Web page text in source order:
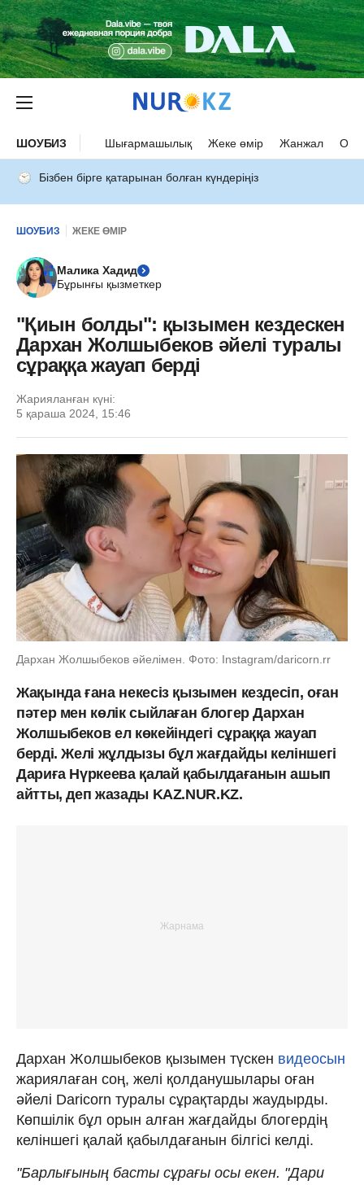
ШОУБИЗ Шығармашылық Жеке өмір Жанжал
Бізбен бірге қатарынан болған күндеріңіз
ШОУБИЗ ЖЕКЕ ӨМІР
Малика Хадид
Бұрынғы қызметкер
"Қиын болды": қызымен кездескен
Дархан Жолшыбеков әйелі туралы
сұраққа жауап берді
Жарияланған күні:
5 қараша 2024, 15:46
Дархан Жолшыбеков әйелімен. Фото: Instagram/daricorn.rr
Жақында ғана некесіз қызымен кездесіп, оған
пәтер мен көлік сыйлаған блогер Дархан
Жолшыбеков ел көкейіндегі сұраққа жауап
берді. Желі жұлдызы бұл жағдайды келіншегі
Дариға Нүркеева қалай қабылдағанын ашып
айтты, деп жазады KAZ.NUR.KZ.
Дархан Жолшыбеков қызымен түскен видеосын
жариялаған соң, желі қолданушылары оған
әйелі Daricorn туралы сұрақтарды жаудырды.
Көпшілік бұл орын алған жағдайды блогердің
келіншегі қалай қабылдағанын білгісі келді.
"Барлығының басты сұрағы осы екен. "Дари